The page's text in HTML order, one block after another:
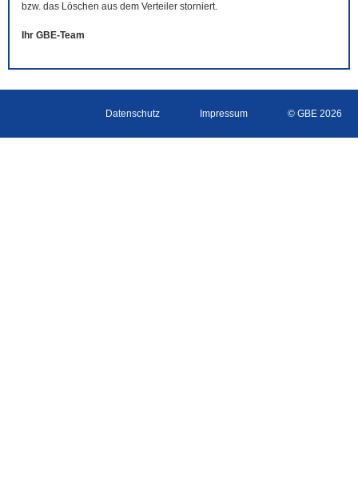
bzw. das Löschen aus dem Verteiler storniert.
Ihr GBE-Team
Datenschutz Impressum © GBE 2026